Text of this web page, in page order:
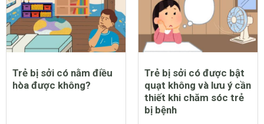
Trẻ bị sởi có nằm điều
hòa được không?
Trẻ bị sởi có được bật
quạt không và lưu ý cần
thiết khi chăm sóc trẻ
bị bệnh